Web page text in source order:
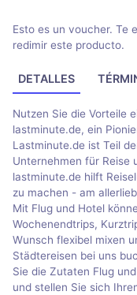
Esto es un voucher. Te
redimir este producto.
DETALLES
Nutzen Sie die Vorteile
lastminute.de, ein
Lastminute.de ist Teil
Unternehmen für Reise
lastminute.de hilft
zu machen - am
Mit Flug und Hotel
Wochenendtrips,
Wunsch flexibel mixen
Städtereisen bei uns
Sie die Zutaten Flug
und stellen Sie sich